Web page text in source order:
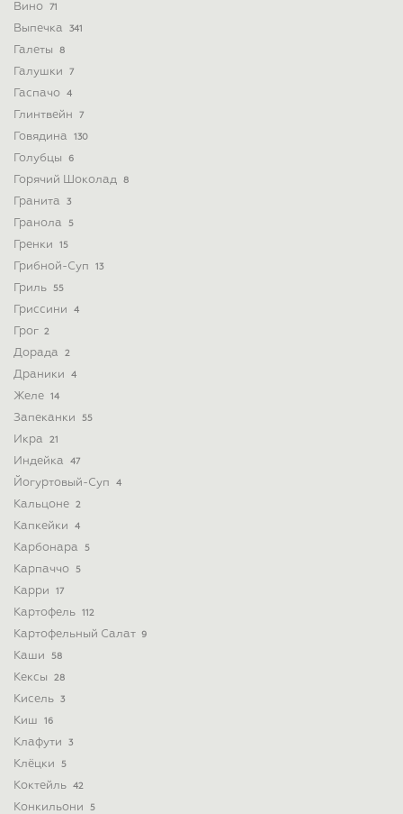
Вино 71
Выпечка 341
Галеты 8
Галушки 7
Гаспачо 4
Глинтвейн 7
Говядина 130
Голубцы 6
Горячий Шоколад 8
Гранита 3
Гранола 5
Гренки 15
Грибной-Суп 13
Гриль 55
Гриссини 4
Грог 2
Дорада 2
Драники 4
Желе 14
Запеканки 55
Икра 21
Индейка 47
Йогуртовый-Суп 4
Кальцоне 2
Капкейки 4
Карбонара 5
Карпаччо 5
Карри 17
Картофель 112
Картофельный Салат 9
Каши 58
Кексы 28
Кисель 3
Киш 16
Клафути 3
Клёцки 5
Коктейль 42
Конкильони 5